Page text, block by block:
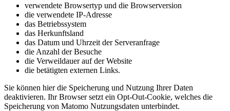
verwendete Browsertyp und die Browserversion
die verwendete IP-Adresse
das Betriebssystem
das Herkunftsland
das Datum und Uhrzeit der Serveranfrage
die Anzahl der Besuche
die Verweildauer auf der Website
die betätigten externen Links.
Sie können hier die Speicherung und Nutzung Ihrer Daten
deaktivieren. Ihr Browser setzt ein Opt-Out-Cookie, welches die
Speicherung von Matomo Nutzungsdaten unterbindet.